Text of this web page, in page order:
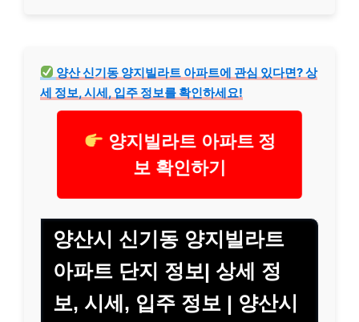
양산 신기동 양지빌라트 아파트에 관심 있다면? 상
세 정보, 시세, 입주 정보를 확인하세요!
양지빌라트 아파트 정
보 확인하기
양산시 신기동 양지빌라트
아파트 단지 정보| 상세 정
보, 시세, 입주 정보 | 양산시